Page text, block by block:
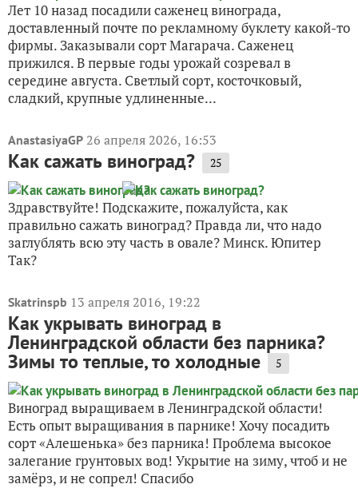
Лет 10 назад посадили саженец винограда,
доставленный почте по рекламному буклету какой-то
фирмы. Заказывали сорт Магарача. Саженец
прижился. В первые годы урожай созревал в
середине августа. Светлый сорт, косточковый,
сладкий, крупные удлиненные...
AnastasiyaGP 26 апреля 2026, 16:53
Как сажать виноград? 25
Здравствуйте! Подскажите, пожалуйста, как
правильно сажать виноград? Правда ли, что надо
заглублять всю эту часть в овале? Минск. Юпитер
Так?
Skatrinspb 13 апреля 2016, 19:22
Как укрывать виноград в
Ленинградской области без парника?
Зимы то теплые, то холодные 5
Виноград выращиваем в Ленинградской области!
Есть опыт выращивания в парнике! Хочу посадить
сорт «Алешенька» без парника! Проблема высокое
залегание грунтовых вод! Укрытие на зиму, чтоб и не
замёрз, и не сопрел! Спасибо